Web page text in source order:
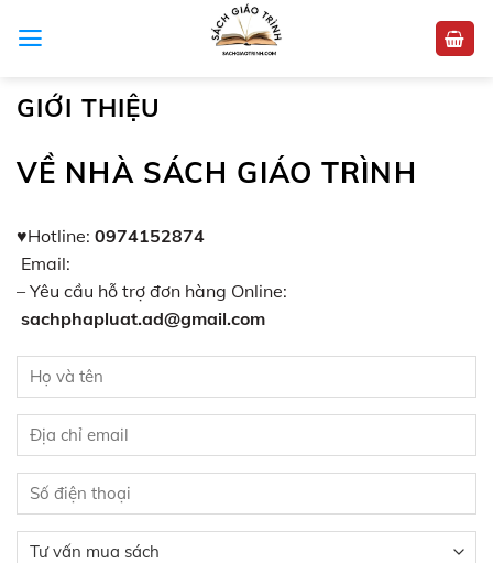
GIỚI THIỆU
VỀ NHÀ SÁCH GIÁO TRÌNH
♥Hotline: 0974152874
Email:
– Yêu cầu hỗ trợ đơn hàng Online:
sachphapluat.ad@gmail.com